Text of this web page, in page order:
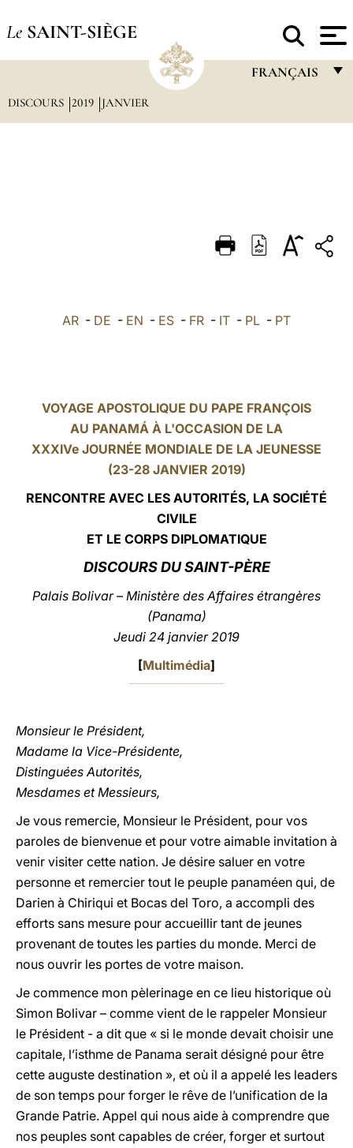
Le SAINT-SIÈGE
FRANÇAIS
DEUTSCH
العربيّة
DISCOURS 2019 JANVIER
AR - DE - EN - ES - FR - IT - PL - PT
VOYAGE APOSTOLIQUE DU PAPE FRANÇOIS
AU PANAMÁ À L'OCCASION DE LA
XXXIVe JOURNÉE MONDIALE DE LA JEUNESSE
(23-28 JANVIER 2019)
RENCONTRE AVEC LES AUTORITÉS, LA SOCIÉTÉ
CIVILE
ET LE CORPS DIPLOMATIQUE
DISCOURSDU SAINT-PÈRE
Palais Bolivar – Ministère des Affaires étrangères
(Panama)
Jeudi 24 janvier 2019
[Multimédia]
Monsieur le Président,
Madame la Vice-Présidente,
Distinguées Autorités,
Mesdames et Messieurs,
Je vous remercie, Monsieur le Président, pour vos
paroles de bienvenue et pour votre aimable invitation à
venir visiter cette nation. Je désire saluer en votre
personne et remercier tout le peuple panaméen qui, de
Darien à Chiriqui et Bocas del Toro, a accompli des
efforts sans mesure pour accueillir tant de jeunes
provenant de toutes les parties du monde. Merci de
nous ouvrir les portes de votre maison.
Je commence mon pèlerinage en ce lieu historique où
Simon Bolivar – comme vient de le rappeler Monsieur
le Président - a dit que « si le monde devait choisir une
capitale, l’isthme de Panama serait désigné pour être
cette auguste destination », et où il a appelé les leaders
de son temps pour forger le rêve de l’unification de la
Grande Patrie. Appel qui nous aide à comprendre que
nos peuples sont capables de créer, forger et surtout